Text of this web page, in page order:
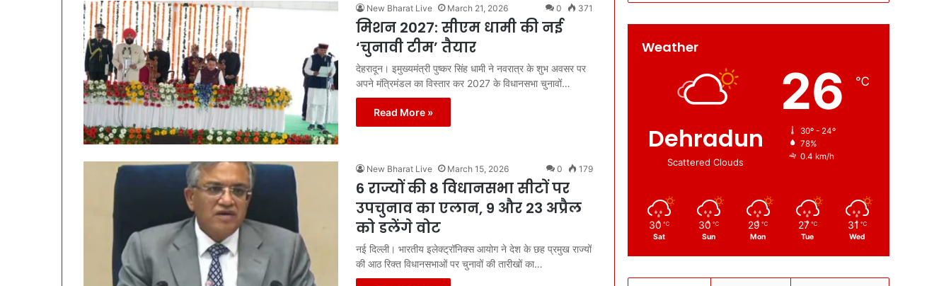
New Bharat Live March 21, 2026 0 371
मिशन 2027: सीएम धामी की नई
‘चुनावी टीम’ तैयार
देहरादून। इमुख्यमंत्री पुष्कर सिंह धामी ने नवरात्र के शुभ अवसर पर
अपने मंत्रिमंडल का विस्तार कर 2027 के विधानसभा चुनावों…
Read More »
New Bharat Live March 15, 2026 0 179
6 राज्यों की 8 विधानसभा सीटों पर
उपचुनाव का एलान, 9 और 23 अप्रैल
को डलेंगे वोट
नई दिल्ली। भारतीय इलेक्ट्रॉनिक्स आयोग ने देश के छह प्रमुख राज्यों
की आठ रिक्त विधानसभाओं पर चुनावों की तारीखों का…
Weather
Dehradun
Scattered Clouds
26 ℃
30º - 24º
78%
0.4 km/h
30 ℃
Sat
30 ℃
Sun
29 ℃
Mon
27 ℃
Tue
31 ℃
Wed